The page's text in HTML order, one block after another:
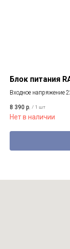
Блок питания
Входное напряжение
8 390 р. / 1 шт
Нет в наличии